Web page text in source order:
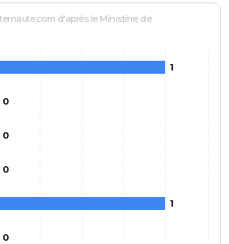
d'après le Ministère de
1
0
0
0
1
0